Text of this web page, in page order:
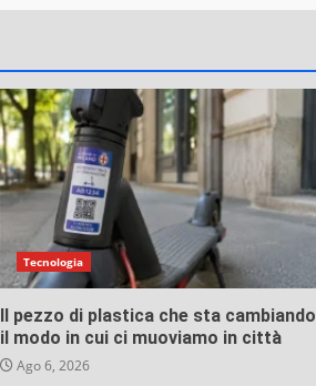
Tecnologia
Il pezzo di plastica che sta cambiando
il modo in cui ci muoviamo in città
Ago 6, 2026